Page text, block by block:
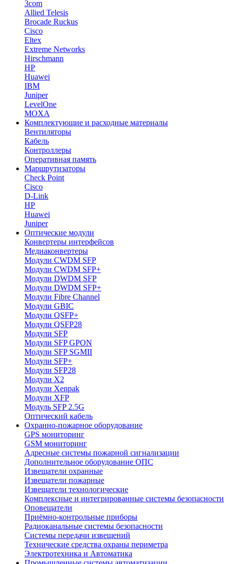
3com
Allied Telesis
Brocade Ruckus
Cisco
Eltex
Extreme Networks
Hirschmann
HP
Huawei
IBM
Juniper
LevelOne
MOXA
Комплектующие и расходные материалы
Вентиляторы
Кабель
Контроллеры
Оперативная память
Маршрутизаторы
Check Point
Cisco
D-Link
HP
Huawei
Juniper
Оптические модули
Конвертеры интерфейсов
Медиаконвертеры
Модули CWDM SFP
Модули CWDM SFP+
Модули DWDM SFP
Модули DWDM SFP+
Модули Fibre Channel
Модули GBIC
Модули QSFP+
Модули QSFP28
Модули SFP
Модули SFP GPON
Модули SFP SGMII
Модули SFP+
Модули SFP28
Модули X2
Модули Xenpak
Модули XFP
Модуль SFP 2.5G
Оптический кабель
Охранно-пожарное оборудование
GPS мониторинг
GSM мониторинг
Адресные системы пожарной сигнализации
Дополнительное оборудование ОПС
Извещатели охранные
Извещатели пожарные
Извещатели технологические
Комплексные и интегрированные системы безопасноcти
Оповещатели
Приёмно-контрольные приборы
Радиоканальные системы безопасности
Системы передачи извещений
Технические средства охраны периметра
Электротехника и Автоматика